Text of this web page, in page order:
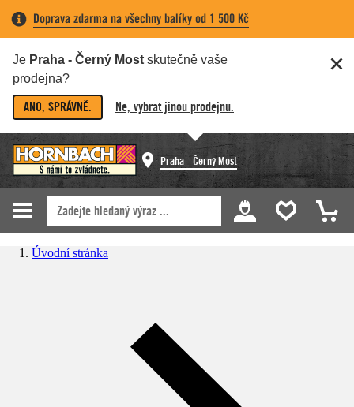
Doprava zdarma na všechny balíky od 1 500 Kč
Je Praha - Černý Most skutečně vaše
prodejna?
ANO, SPRÁVNĚ. Ne, vybrat jinou prodejnu.
Praha - Černý Most
Úvodní stránka